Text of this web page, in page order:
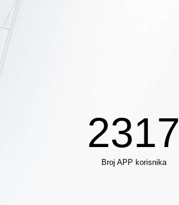
2317
Broj APP korisnika